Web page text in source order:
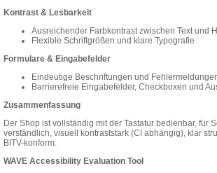
Kontrast & Lesbarkeit
Ausreichender Farbkontrast zwischen Text und
Flexible Schriftgrößen und klare Typografie
Formulare & Eingabefelder
Eindeutige Beschriftungen und
Barrierefreie Eingabefelder, Checkboxen und
Zusammenfassung
Der Shop ist vollständig mit der Tastatur bedienbar, für
verständlich, visuell kontraststark (CI abhängig), klar
BITV-konform.
WAVE Accessibility Evaluation Tool